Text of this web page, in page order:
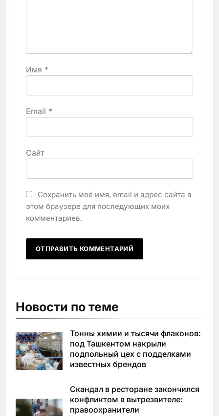
Имя *
Email *
Сайт
Сохранить моё имя, email и адрес сайта в
этом браузере для последующих моих
комментариев.
Новости по теме
Тонны химии и тысячи флаконов:
под Ташкентом накрыли
подпольный цех с подделками
известных брендов
Скандал в ресторане закончился
конфликтом в вытрезвителе:
правоохранители